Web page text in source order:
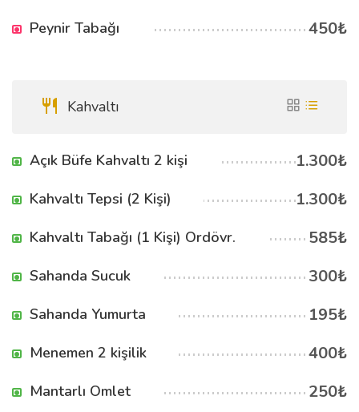
Peynir Tabağı 450₺
Kahvaltı
Açık Büfe Kahvaltı 2 kişi 1.300₺
Kahvaltı Tepsi (2 Kişi) 1.300₺
Kahvaltı Tabağı (1 Kişi) Ordövr. 585₺
Sahanda Sucuk 300₺
Sahanda Yumurta 195₺
Menemen 2 kişilik 400₺
Mantarlı Omlet 250₺